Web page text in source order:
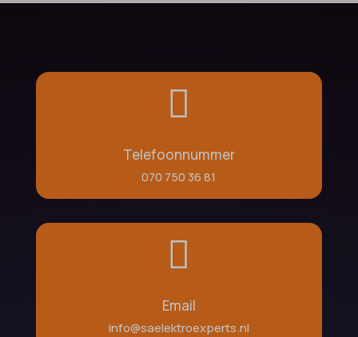

Telefoonnummer
070 750 36 81

Email
info@saelektroexperts.nl